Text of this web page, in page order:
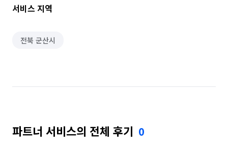
서비스 지역
전북 군산시
파트너 서비스의 전체 후기 0